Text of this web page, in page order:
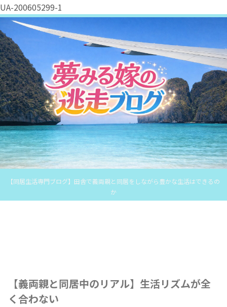
UA-200605299-1
【同居生活専門ブログ】田舎で義両親と同居をしながら豊かな生活はできるの
か
【義両親と同居中のリアル】生活リズムが全
く合わない